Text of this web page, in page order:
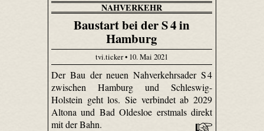
NAHVERKEHR
Baustart bei der S 4 in
Hamburg
tvi.ticker • 10. Mai 2021
Der Bau der neuen Nahverkehrsader S 4
zwischen Hamburg und Schleswig-
Holstein geht los. Sie verbindet ab 2029
Altona und Bad Oldesloe erstmals direkt
mit der Bahn.